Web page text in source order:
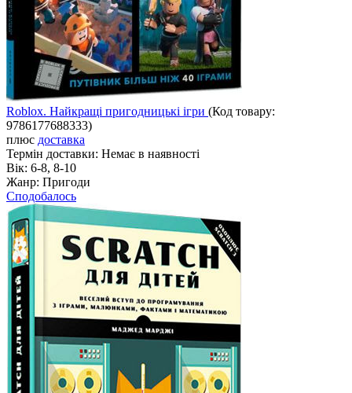
Roblox. Найкращі пригодницькі ігри (Код товару:
9786177688333)
плюс доставка
Термін доставки: Немає в наявності
Вік: 6-8, 8-10
Жанр: Пригоди
Сподобалось